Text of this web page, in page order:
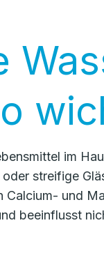
im
streifige
Calcium- und
beeinflusst